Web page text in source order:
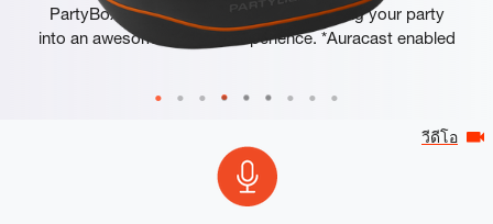
วีดีโอ
PartyBox* lightshow or your music, turning your party
into an awesome sensory experience. *Auracast enabled